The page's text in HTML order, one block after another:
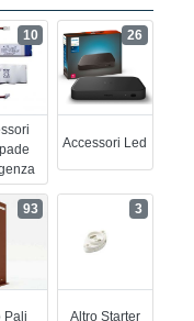
10
Accessori Led
26
Pali
93
Altro Starter
3